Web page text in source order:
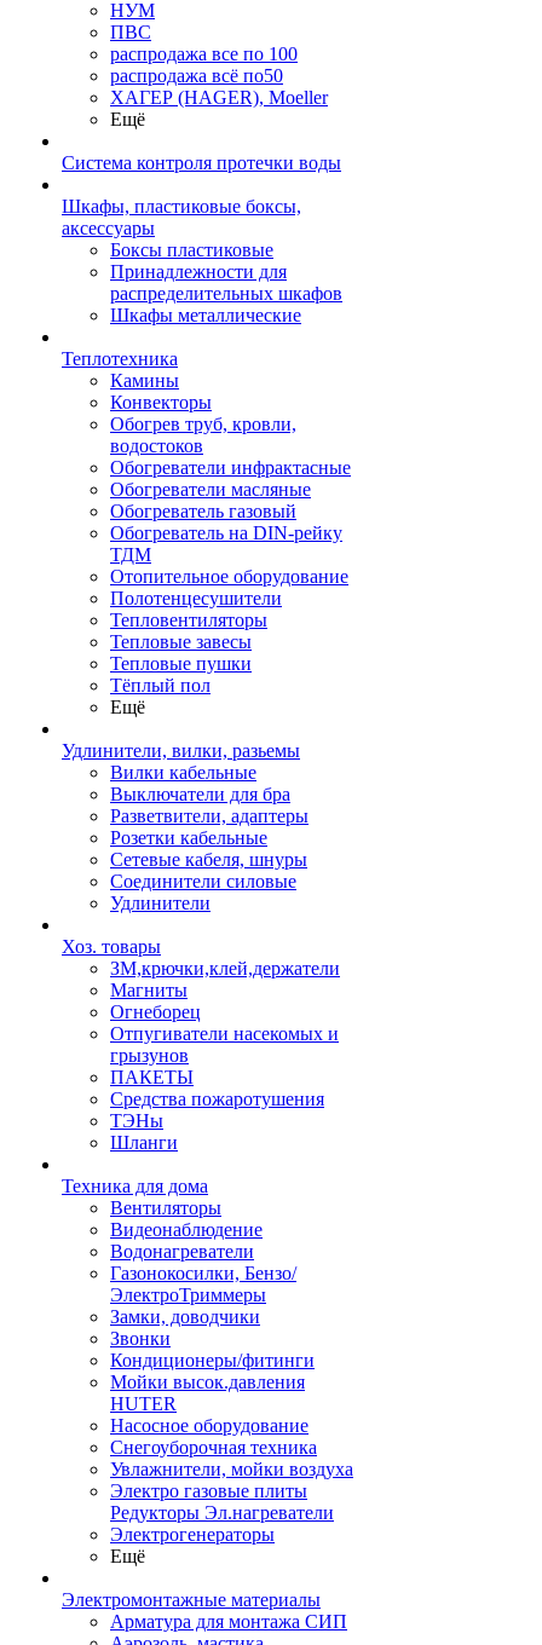
НУМ
ПВС
распродажа все по 100
распродажа всё по50
ХАГЕР (HAGER), Moeller
Ещё
Система контроля протечки воды
Шкафы, пластиковые боксы,
аксессуары
Боксы пластиковые
Принадлежности для
распределительных шкафов
Шкафы металлические
Теплотехника
Камины
Конвекторы
Обогрев труб, кровли,
водостоков
Обогреватели инфрактасные
Обогреватели масляные
Обогреватель газовый
Обогреватель на DIN-рейку
ТДМ
Отопительное оборудование
Полотенцесушители
Тепловентиляторы
Тепловые завесы
Тепловые пушки
Тёплый пол
Ещё
Удлинители, вилки, разьемы
Вилки кабельные
Выключатели для бра
Разветвители, адаптеры
Розетки кабельные
Сетевые кабеля, шнуры
Соединители силовые
Удлинители
Хоз. товары
ЗМ,крючки,клей,держатели
Магниты
Огнеборец
Отпугиватели насекомых и
грызунов
ПАКЕТЫ
Средства пожаротушения
ТЭНы
Шланги
Техника для дома
Вентиляторы
Видеонаблюдение
Водонагреватели
Газонокосилки, Бензо/
ЭлектроТриммеры
Замки, доводчики
Звонки
Кондиционеры/фитинги
Мойки высок.давления
HUTER
Насосное оборудование
Снегоуборочная техника
Увлажнители, мойки воздуха
Электро газовые плиты
Редукторы Эл.нагреватели
Электрогенераторы
Ещё
Электромонтажные материалы
Арматура для монтажа СИП